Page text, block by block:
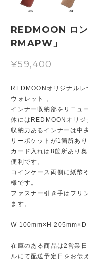
REDMOON ロ
RMAPW」
¥59,400
REDMOONオリジナル
ウォレット 。
インナー収納部をリニュ
体にはREDMOONオリジ
収納力あるインナーは中
リーポケットが1箇所あり
カード入れは8箇所あり
便利です。
コインケース両側に紙幣
様です。
ファスナー引き手はフリ
ます。
W 100mm×H 205mm×D
在庫のある商品は2営業
ルにて配送予定日をお伝